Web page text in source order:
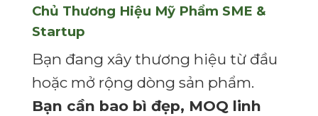
Chủ Thương Hiệu Mỹ Phẩm SME &
Startup
Bạn đang xây thương hiệu từ đầu
hoặc mở rộng dòng sản phẩm.
Bạn cần bao bì đẹp, MOQ linh